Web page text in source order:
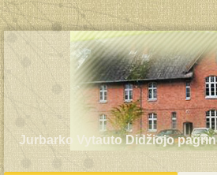
Jurbarko Vytauto Didžiojo